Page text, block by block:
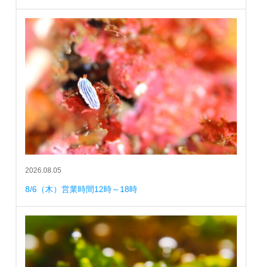
2026.08.05
8/6（木）営業時間12時～18時